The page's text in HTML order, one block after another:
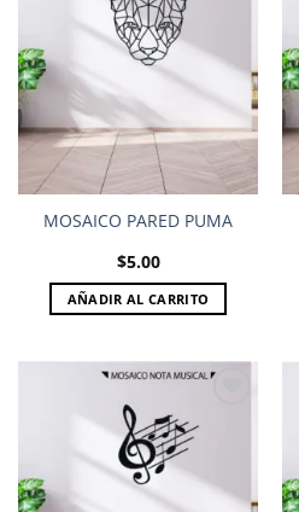
wishlist
MOSAICO PARED PUMA
$5.00
AÑADIR AL CARRITO
wishlist